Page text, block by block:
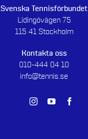
Svenska Tennisförbundet
Lidingövägen 75
115 41 Stockholm
Kontakta oss
010-444 04 10
info@tennis.se